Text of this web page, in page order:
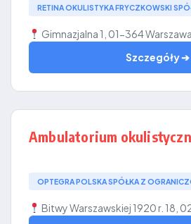
RETINA OKULISTYKA FRYCZKOWSKI
Gimnazjalna 1, 01-364 Warszawa
Szczegóły ➔
Ambulatorium
OPTEGRA POLSKA SPÓŁKA Z
Bitwy Warszawskiej 1920 r. 18,